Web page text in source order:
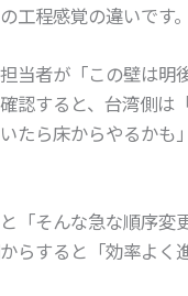
工程感覚の違いです。
当者が「この壁は明
認すると、台湾側は
たら床からやるかも
「そんな急な順序変
らすると「効率よく